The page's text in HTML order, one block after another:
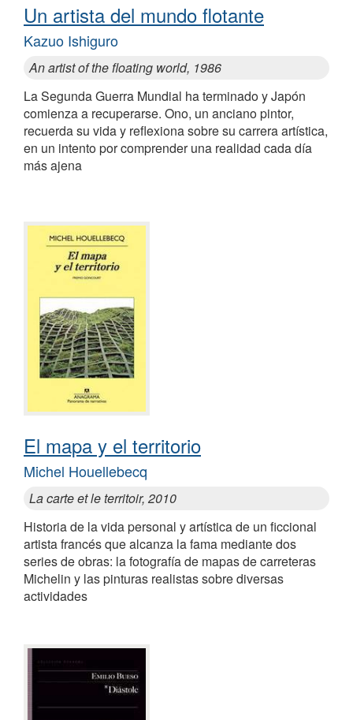
Un artista del mundo flotante
Kazuo Ishiguro
An artist of the floating world, 1986
La Segunda Guerra Mundial ha terminado y Japón
comienza a recuperarse. Ono, un anciano pintor,
recuerda su vida y reflexiona sobre su carrera artística,
en un intento por comprender una realidad cada día
más ajena
El mapa y el territorio
Michel Houellebecq
La carte et le territoir, 2010
Historia de la vida personal y artística de un ficcional
artista francés que alcanza la fama mediante dos
series de obras: la fotografía de mapas de carreteras
Michelin y las pinturas realistas sobre diversas
actividades